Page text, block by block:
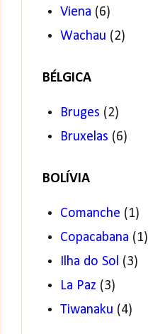
Viena (6)
Wachau (2)
BÉLGICA
Bruges (2)
Bruxelas (6)
BOLÍVIA
Comanche (1)
Copacabana (1)
Ilha do Sol (3)
La Paz (3)
Tiwanaku (4)